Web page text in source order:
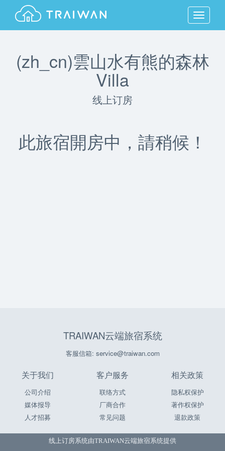
MENU
(zh_cn)雲山水有熊的森林
Villa
线上订房
此旅宿開房中，請稍候！
TRAIWAN云端旅宿系统
客服信箱: service@traiwan.com
关于我们
公司介绍
媒体报导
人才招募
客户服务
联络方式
厂商合作
常见问题
相关政策
隐私权保护
著作权保护
退款政策
线上订房系统由TRAIWAN云端旅宿系统提供